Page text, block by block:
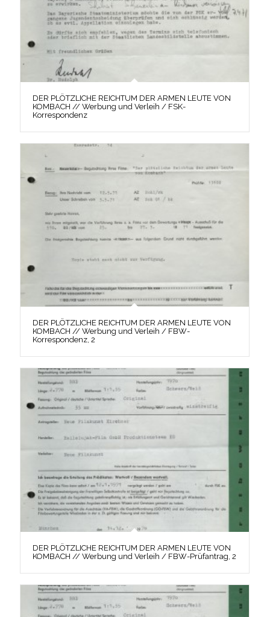
DER PLÖTZLICHE REICHTUM DER ARMEN LEUTE VON
KOMBACH // Werbung und Verleih / FSK-
Korrespondenz
DER PLÖTZLICHE REICHTUM DER ARMEN LEUTE VON
KOMBACH // Werbung und Verleih / FBW-
Korrespondenz, 2
DER PLÖTZLICHE REICHTUM DER ARMEN LEUTE VON
KOMBACH // Werbung und Verleih / FBW-Prüfantrag, 2